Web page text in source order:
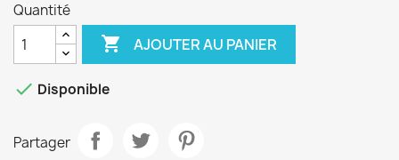
Quantité
 AJOUTER AU PANIER
 Disponible
Partager